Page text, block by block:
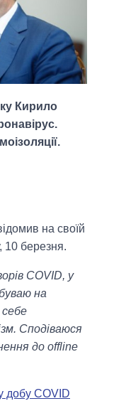
Кирило
на своїй
10 березня.
COVID, у
на
себе
Сподіваюся
до offline
добу COVID